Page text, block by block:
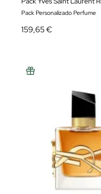
Pack Personalizado Perfume
159,65 €